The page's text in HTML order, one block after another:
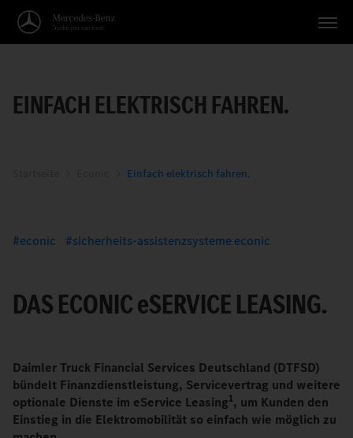
Anwendungen
Deutsch
EINFACH ELEKTRISCH FAHREN.
Einfach elektrisch fahren.
econic sicherheits-assistenzsysteme econic
DAS ECONICeSERVICE LEASING.
Daimler Truck Financial Services Deutschland (DTFSD)
bündelt Finanzdienstleistung, Servicevertrag und weitere
optionale Dienste im eService Leasing1, um Kunden den
Einstieg in die Elektromobilität so einfach wie möglich zu